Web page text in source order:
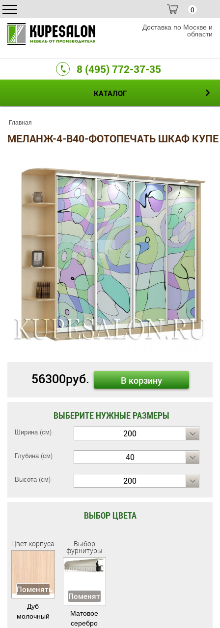
0
Доставка по Москве и
области
8 (495) 772-37-35
КАТАЛОГ
Главная
МЕЛАНЖ-4-B40-ФОТОПЕЧАТЬ ШКАФ КУПЕ
56300руб. В корзину
ВЫБЕРИТЕ НУЖНЫЕ РАЗМЕРЫ
Ширина (см) 200
Глубина (см) 40
Высота (см) 200
ВЫБОР ЦВЕТА
Цвет корпуса
Поменять
Дуб
молочный
Выбор
фурнитуры
Поменять
Матовое
серебро